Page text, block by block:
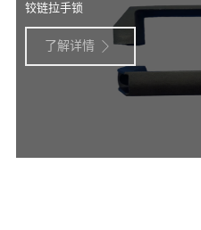
铰链拉手锁
了解详情 